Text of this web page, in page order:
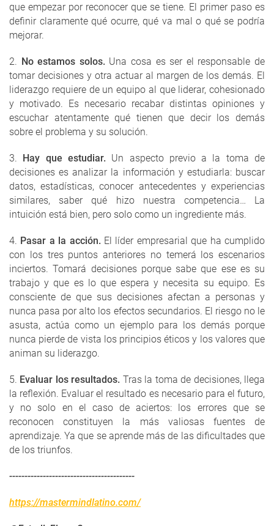
que empezar por reconocer que se tiene. El primer paso es
definir claramente qué ocurre, qué va mal o qué se podría
mejorar.
2. No estamos solos.Una cosa es ser el responsable de
tomar decisiones y otra actuar al margen de los demás. El
liderazgo requiere de un equipo al que liderar, cohesionado
y motivado. Es necesario recabar distintas opiniones y
escuchar atentamente qué tienen que decir los demás
sobre el problema y su solución.
3. Hay que estudiar.Un aspecto previo a la toma de
decisiones es analizar la información y estudiarla: buscar
datos, estadísticas, conocer antecedentes y experiencias
similares, saber qué hizo nuestra competencia… La
intuición está bien, pero solo como un ingrediente más.
4. Pasar a la acción.El líder empresarial que ha cumplido
con los tres puntos anteriores no temerá los escenarios
inciertos. Tomará decisiones porque sabe que ese es su
trabajo y que es lo que espera y necesita su equipo. Es
consciente de que sus decisiones afectan a personas y
nunca pasa por alto los efectos secundarios. El riesgo no le
asusta, actúa como un ejemplo para los demás porque
nunca pierde de vista los principios éticos y los valores que
animan su liderazgo.
5. Evaluar los resultados. Tras la toma de decisiones, llega
la reflexión. Evaluar el resultado es necesario para el futuro,
y no solo en el caso de aciertos: los errores que se
reconocen constituyen la más valiosas fuentes de
aprendizaje. Ya que se aprende más de las dificultades que
de los triunfos.
-----------------------------------------
https://mastermindlatino.com/